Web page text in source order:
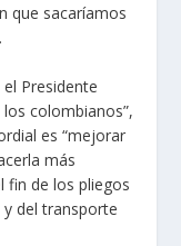
que sacaríamos
Presidente
colombianos”,
es “mejorar
más
fin de los pliegos
y del transporte